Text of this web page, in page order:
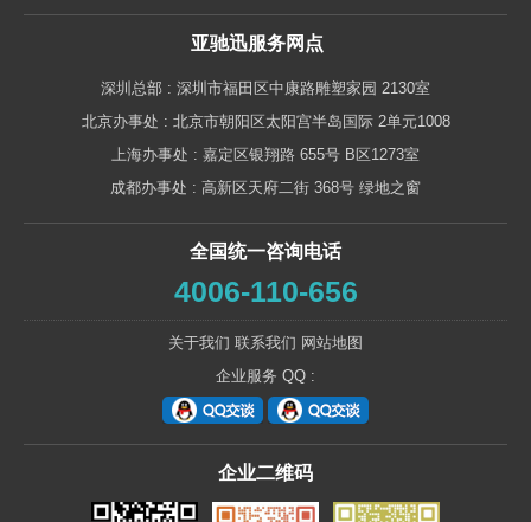
亚驰迅服务网点
深圳总部 : 深圳市福田区中康路雕塑家园 2130室
北京办事处 : 北京市朝阳区太阳宫半岛国际 2单元1008
上海办事处 : 嘉定区银翔路 655号 B区1273室
成都办事处 : 高新区天府二街 368号 绿地之窗
全国统一咨询电话
4006-110-656
关于我们 联系我们 网站地图
企业服务 QQ :
企业二维码